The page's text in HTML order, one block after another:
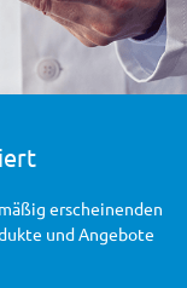
erscheinenden
und Angebote